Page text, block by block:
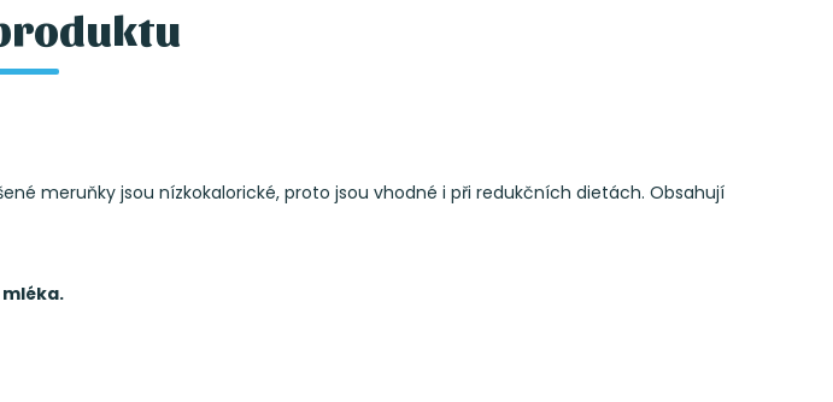
meruňky jsou nízkokalorické, proto jsou vhodné i při redukčních dietách. Obsahují
mléka.